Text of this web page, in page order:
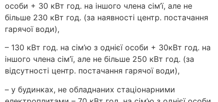
особи + 30 кВт год. на іншого члена сім’ї, але не
більше 230 кВт год. (за наявності центр. постачання
гарячої води),
– 130 кВт год. на сім’ю з однієї особи + 30кВт год. на
іншого члена сім’ї, але не більше 250 кВт год. (за
відсутності центр. постачання гарячої води),
– у будинках, не обладнаних стаціонарними